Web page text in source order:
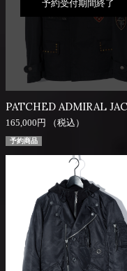
PATCHED ADMIRAL
165,000円 （税込）
予約商品